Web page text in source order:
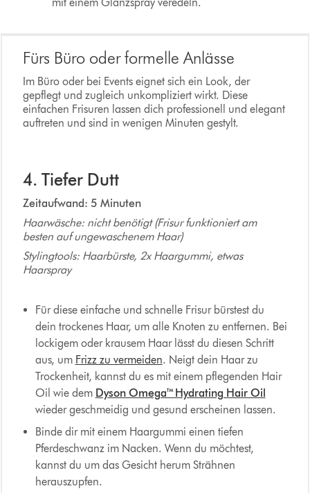
Fürs Büro oder formelle Anlässe
Im Büro oder bei Events eignet sich ein Look, der
gepflegt und zugleich unkompliziert wirkt. Diese
einfachen Frisuren lassen dich professionell und elegant
auftreten und sind in wenigen Minuten gestylt.
4. Tiefer Dutt
Zeitaufwand: 5 Minuten
Haarwäsche: nicht benötigt (Frisur funktioniert am
besten auf ungewaschenem Haar)
Stylingtools: Haarbürste, 2x Haargummi, etwas
Haarspray
Für diese einfache und schnelle Frisur bürstest du
dein trockenes Haar, um alle Knoten zu entfernen. Bei
lockigem oder krausem Haar lässt du diesen Schritt
aus, um Frizz zu vermeiden. Neigt dein Haar zu
Trockenheit, kannst du es mit einem pflegenden Hair
Oil wie dem Dyson Omega™ Hydrating Hair Oil
wieder geschmeidig und gesund erscheinen lassen.
Binde dir mit einem Haargummi einen tiefen
Pferdeschwanz im Nacken. Wenn du möchtest,
kannst du um das Gesicht herum Strähnen
herauszupfen.